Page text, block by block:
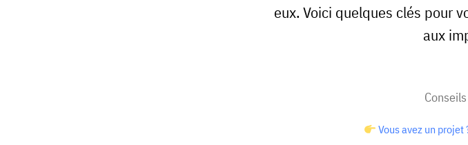
eux. Voici quelques clés pour
aux
Vous avez un projet